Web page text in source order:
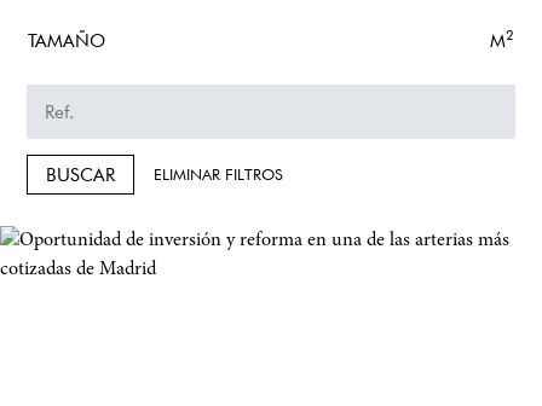
TAMAÑO M2
BUSCAR ELIMINAR FILTROS